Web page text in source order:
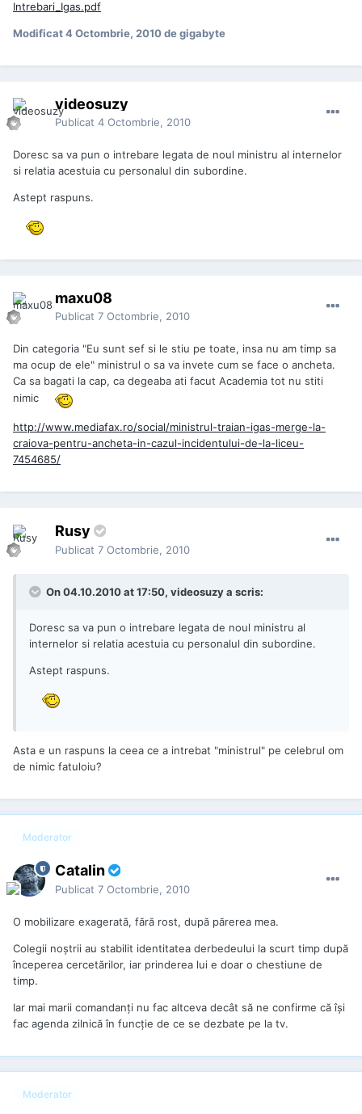
Intrebari_Igas.pdf
Modificat4 Octombrie, 2010de gigabyte
videosuzy
Publicat 4 Octombrie, 2010
Doresc sa va pun o intrebare legata de noul ministru al internelor
si relatia acestuia cu personalul din subordine.
Astept raspuns.
maxu08
Publicat 7 Octombrie, 2010
Din categoria "Eu sunt sef si le stiu pe toate, insa nu am timp sa
ma ocup de ele" ministrul o sa va invete cum se face o ancheta.
Ca sa bagati la cap, ca degeaba ati facut Academia tot nu stiti
nimic
http://www.mediafax.ro/social/ministrul-traian-igas-merge-la-
craiova-pentru-ancheta-in-cazul-incidentului-de-la-liceu-
7454685/
Rusy
Publicat 7 Octombrie, 2010
On 04.10.2010 at 17:50, videosuzy a scris:
Doresc sa va pun o intrebare legata de noul ministru al
internelor si relatia acestuia cu personalul din subordine.
Astept raspuns.
Asta e un raspuns la ceea ce a intrebat "ministrul" pe celebrul om
de nimic fatuloiu?
Moderator
Catalin
Publicat 7 Octombrie, 2010
O mobilizare exagerată, fără rost, după părerea mea.
Colegii noștrii au stabilit identitatea derbedeului la scurt timp după
începerea cercetărilor, iar prinderea lui e doar o chestiune de
timp.
Iar mai marii comandanți nu fac altceva decât să ne confirme că își
fac agenda zilnică în funcție de ce se dezbate pe la tv.
Moderator